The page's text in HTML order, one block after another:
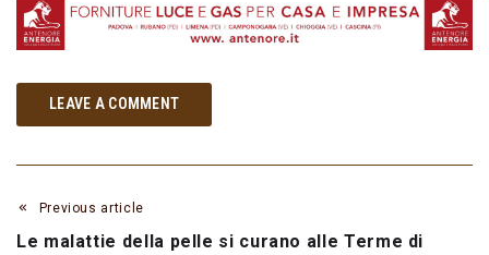
LEAVE A COMMENT
Previous article
Le malattie della pelle si curano alle Terme di